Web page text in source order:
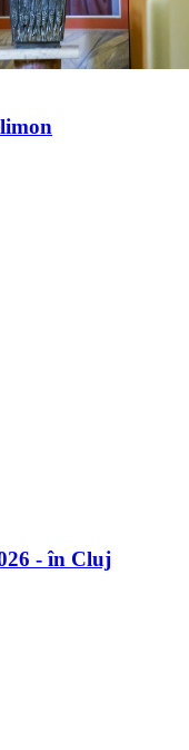
- în Cluj